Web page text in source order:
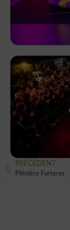
PRÉCÉDENT
Plénière Furterer